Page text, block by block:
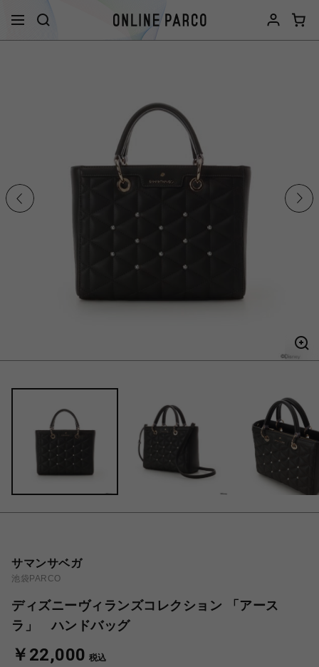
サマンサベガ
池袋PARCO
ディズニーヴィランズコレクション 「アース
ラ」 ハンドバッグ
￥22,000 税込